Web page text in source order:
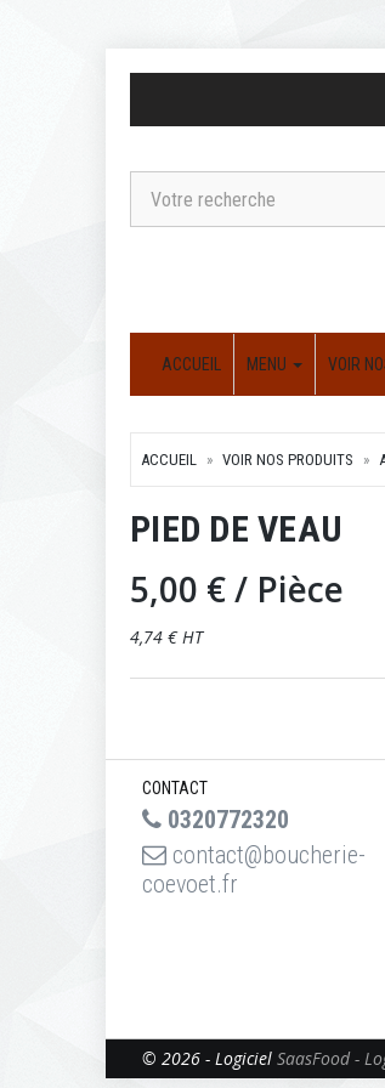
ACCUEIL MENU VOIR
ACCUEIL VOIR NOS PRODUITS
PIED DE VEAU
5,00 €/ Pièce
4,74 € HT
CONTACT
0320772320
contact@boucherie-
coevoet.fr
© 2026 - Logiciel SaasFood -